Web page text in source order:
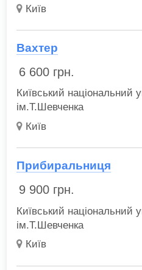
Київ
Вахтер
6 600 грн.
Київський національний
ім.Т.Шевченка
Київ
Прибиральниця
9 900 грн.
Київський національний
ім.Т.Шевченка
Київ